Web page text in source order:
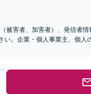
被害者、加害者）、発信者
い。企業・個人事業主、個